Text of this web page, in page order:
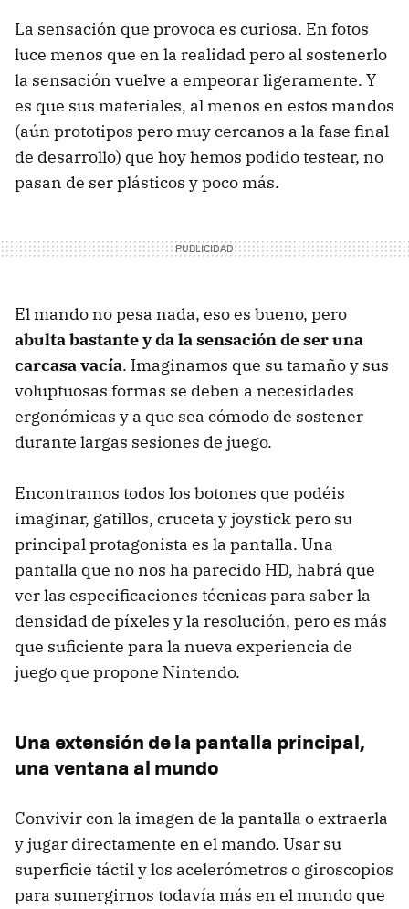
La sensación que provoca es curiosa. En fotos
luce menos que en la realidad pero al sostenerlo
la sensación vuelve a empeorar ligeramente. Y
es que sus materiales, al menos en estos mandos
(aún prototipos pero muy cercanos a la fase final
de desarrollo) que hoy hemos podido testear, no
pasan de ser plásticos y poco más.
El mando no pesa nada, eso es bueno, pero
abulta bastante y da la sensación de ser una
carcasa vacía. Imaginamos que su tamaño y sus
voluptuosas formas se deben a necesidades
ergonómicas y a que sea cómodo de sostener
durante largas sesiones de juego.
Encontramos todos los botones que podéis
imaginar, gatillos, cruceta y joystick pero su
principal protagonista es la pantalla. Una
pantalla que no nos ha parecido HD, habrá que
ver las especificaciones técnicas para saber la
densidad de píxeles y la resolución, pero es más
que suficiente para la nueva experiencia de
juego que propone Nintendo.
Una extensión de la pantalla principal,
una ventana al mundo
Convivir con la imagen de la pantalla o extraerla
y jugar directamente en el mando. Usar su
superficie táctil y los acelerómetros o giroscopios
para sumergirnos todavía más en el mundo que